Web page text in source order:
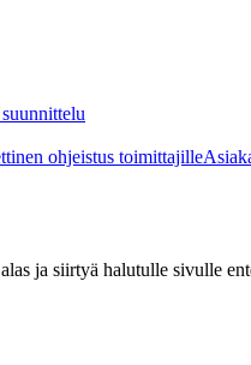
ohjeistus toimittajille
ja siirtyä halutulle sivulle